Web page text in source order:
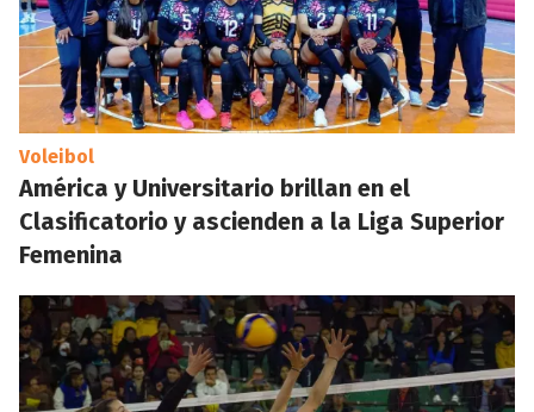
Voleibol
América y Universitario brillan en el
Clasificatorio y ascienden a la Liga Superior
Femenina